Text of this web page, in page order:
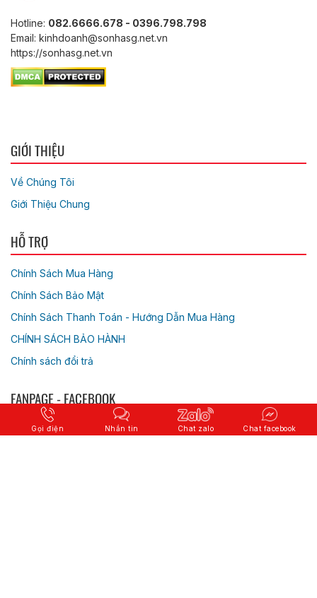
Hotline: 082.6666.678 - 0396.798.798
Email: kinhdoanh@sonhasg.net.vn
https://sonhasg.net.vn
GIỚI THIỆU
Về Chúng Tôi
Giới Thiệu Chung
HỖ TRỢ
Chính Sách Mua Hàng
Chính Sách Bảo Mật
Chính Sách Thanh Toán - Hướng Dẫn Mua Hàng
CHÍNH SÁCH BẢO HÀNH
Chính sách đổi trả
FANPAGE - FACEBOOK
Gọi điện Nhắn tin Chat zalo Chat facebook